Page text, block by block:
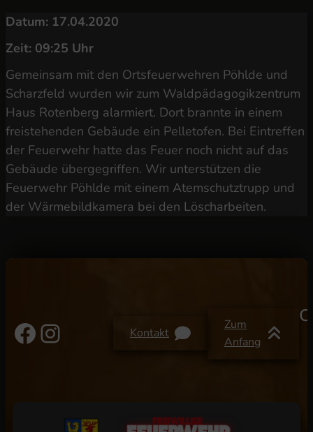
Datum: 17.04.2020
Zeit: 09:25 Uhr
Gemeinsam mit den Ortsfeuerwehren Pöhlde und
Scharzfeld wurden wir zum Waldpädagogikzentrum
Haus Rotenberg alarmiert. Dort brannte in einem
freistehenden Gebäude ein Pelletofen. Bei Eintreffen
der Feuerwehr hatte das Feuer noch nicht auf das
Gebäude übergegriffen. Wir unterstützen die
Feuerwehr Pöhlde mit einem Atemschutztrupp und
der Wärmebildkamera bei den Löscharbeiten.
Facebook Instagram Kontakt
Zum
Anfang